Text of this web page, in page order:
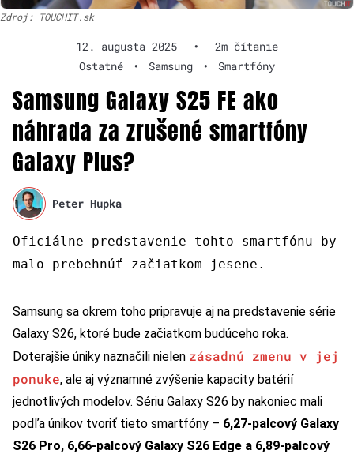
Zdroj: TOUCHIT.sk
12. augusta 2025 •
2m čítanie
Ostatné
• Samsung • Smartfóny
Samsung Galaxy S25 FE ako
náhrada za zrušené smartfóny
Galaxy Plus?
Peter Hupka
Oficiálne predstavenie tohto smartfónu by
malo prebehnúť začiatkom jesene.
Samsung sa okrem toho pripravuje aj na predstavenie série
Galaxy S26, ktoré bude začiatkom budúceho roka.
Doterajšie úniky naznačili nielen zásadnú zmenu v jej
ponuke, ale aj významné zvýšenie kapacity batérií
jednotlivých modelov. Sériu Galaxy S26 by nakoniec mali
podľa únikov tvoriť tieto smartfóny – 6,27-palcový Galaxy
S26 Pro, 6,66-palcový Galaxy S26 Edge a 6,89-palcový